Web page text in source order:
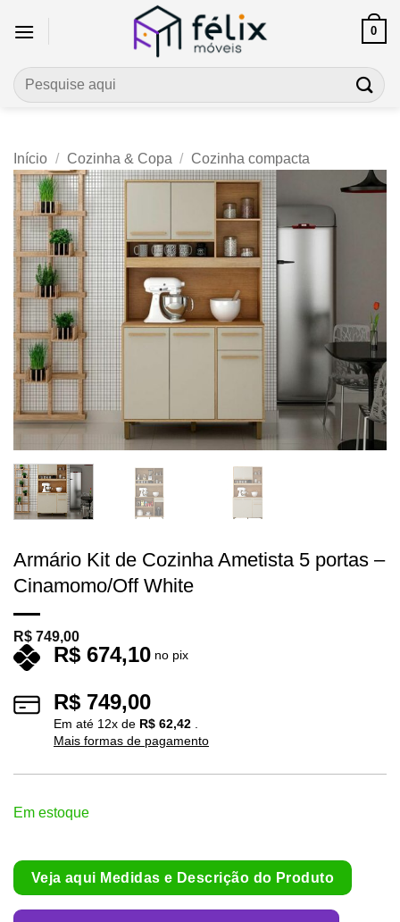
0
Pesquisar
por:
Início / Cozinha & Copa / Cozinha compacta
Armário Kit de Cozinha Ametista 5 portas –
Cinamomo/Off White
R$ 749,00
R$ 674,10 no pix
R$ 749,00
Em até 12x de R$ 62,42
Mais formas de pagamento
Em estoque
Veja aqui Medidas e Descrição do Produto